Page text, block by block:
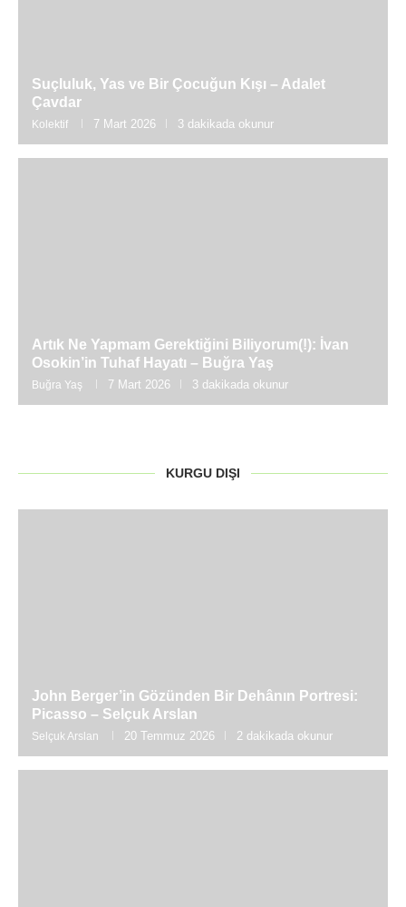
Suçluluk, Yas ve Bir Çocuğun Kışı – Adalet
Çavdar
Kolektif 7 Mart 2026 3 dakikada okunur
Artık Ne Yapmam Gerektiğini Biliyorum(!): İvan
Osokin’in Tuhaf Hayatı – Buğra Yaş
Buğra Yaş 7 Mart 2026 3 dakikada okunur
KURGU DIŞI
John Berger’in Gözünden Bir Dehânın Portresi:
Picasso – Selçuk Arslan
Selçuk Arslan 20 Temmuz 2026 2 dakikada okunur